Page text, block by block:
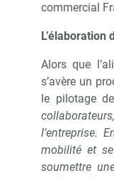
commercial
L’élaboration
Alors que
s’avère un
le pilotage
l’entreprise.
mobilité et
soumettre